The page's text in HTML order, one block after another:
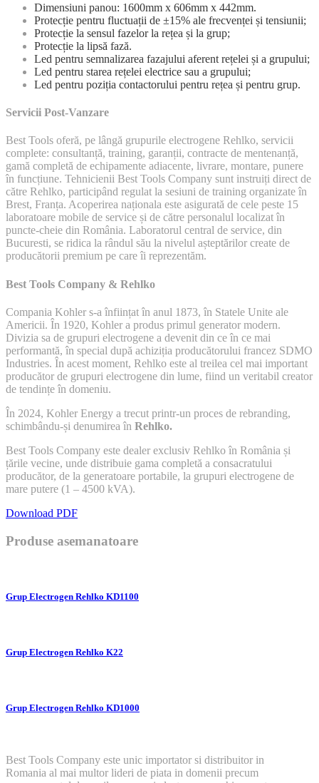
Dimensiuni panou: 1600mm x 606mm x 442mm.
Protecție pentru fluctuații de ±15% ale frecvenței și tensiunii;
Protecție la sensul fazelor la rețea și la grup;
Protecție la lipsă fază.
Led pentru semnalizarea fazajului aferent rețelei și a grupului;
Led pentru starea rețelei electrice sau a grupului;
Led pentru poziția contactorului pentru rețea și pentru grup.
Servicii Post-Vanzare
Best Tools oferă, pe lângă grupurile electrogene Rehlko, servicii
complete: consultanță, training, garanții, contracte de mentenanță,
gamă completă de echipamente adiacente, livrare, montare, punere
în funcțiune. Tehnicienii Best Tools Company sunt instruiți direct de
către Rehlko, participând regulat la sesiuni de training organizate în
Brest, Franța. Acoperirea naționala este asigurată de cele peste 15
laboratoare mobile de service și de către personalul localizat în
puncte-cheie din România. Laboratorul central de service, din
Bucuresti, se ridica la rândul său la nivelul așteptărilor create de
producătorii premium pe care îi reprezentăm.
Best Tools Company & Rehlko
Compania Kohler s-a înființat în anul 1873, în Statele Unite ale
Americii. În 1920, Kohler a produs primul generator modern.
Divizia sa de grupuri electrogene a devenit din ce în ce mai
performantă, în special după achiziția producătorului francez SDMO
Industries. În acest moment, Rehlko este al treilea cel mai important
producător de grupuri electrogene din lume, fiind un veritabil creator
de tendințe în domeniu.
În 2024, Kohler Energy a trecut printr-un proces de rebranding,
schimbându-și denumirea în Rehlko.
Best Tools Company este dealer exclusiv Rehlko în România și
țările vecine, unde distribuie gama completă a consacratului
producător, de la generatoare portabile, la grupuri electrogene de
mare putere (1 – 4500 kVA).
Download PDF
Produse asemanatoare
Grup Electrogen Rehlko KD1100
Grup Electrogen Rehlko K22
Grup Electrogen Rehlko KD1000
Best Tools Company este unic importator si distribuitor in
Romania al mai multor lideri de piata in domenii precum